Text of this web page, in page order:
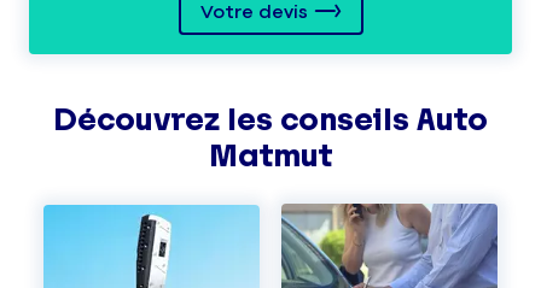
Votre devis
Découvrez les conseils Auto
Matmut